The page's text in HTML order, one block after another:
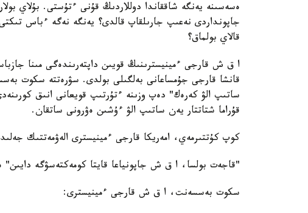
ەسەسىنە يەنگە شاققاندا دوللاردىڭ قۇنى ءتۇستى. بۇلاي
جاپونداردى نەعىپ جارىلقاپ قالدى؟ يەنگە نەگە ءباس
قالاي بولماق؟
ا ق ش قارجى ءمينيسترىنىڭ قويىن داپتەرىندەگى مىنا
قۇراما شتاتتار يەن ساتىپ الۋ ءۇشىن ەۋرونى ساتقان.
كوپ كۇتتىرمەي، امەريكا قارجى ءمينيسترى الەۋمەتتىك
"قاجەت بولسا، ا ق ش جاپونياعا قايتا كومەكتەسۋگە
سكوت بەسسەنت، ا ق ش قارجى ءمينيسترى: